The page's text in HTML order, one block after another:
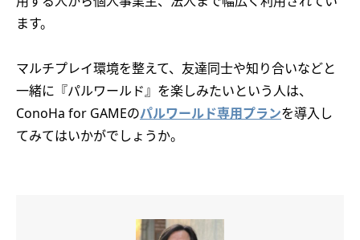
ます。
マルチプレイ環境を整えて、友達同士や知り合いなどと
一緒に『パルワールド』を楽しみたいという人は、
ConoHa for GAMEのパルワールド専用プランを導入し
てみてはいかがでしょうか。